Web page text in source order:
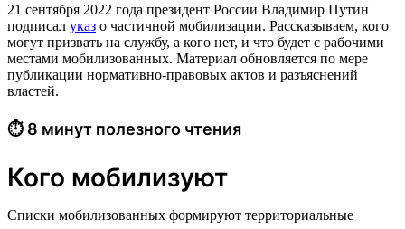
21 сентября 2022 года президент России Владимир Путин
подписал указ о частичной мобилизации. Рассказываем, кого
могут призвать на службу, а кого нет, и что будет с рабочими
местами мобилизованных. Материал обновляется по мере
публикации нормативно-правовых актов и разъяснений
властей.
⏱ 8 минут полезного чтения
Кого мобилизуют
Списки мобилизованных формируют территориальные